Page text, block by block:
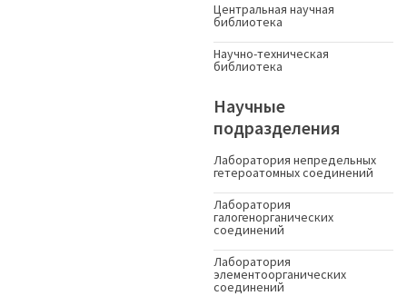
Центральная научная
библиотека
Научно-техническая
библиотека
Научные
подразделения
Лаборатория непредельных
гетероатомных соединений
Лаборатория
галогенорганических
соединений
Лаборатория
элементоорганических
соединений